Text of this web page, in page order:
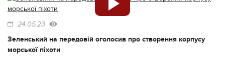
24.05.23
Зеленський на передовій оголосив про створення корпусу
морської піхоти